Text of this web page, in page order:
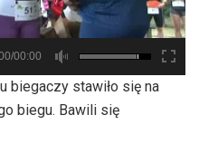
hd2880
hd2160
hd2160
hd1440
highres
hd1080
hd720
large
medium
small
tiny
00:00
biegaczy stawiło się na
biegu. Bawili się